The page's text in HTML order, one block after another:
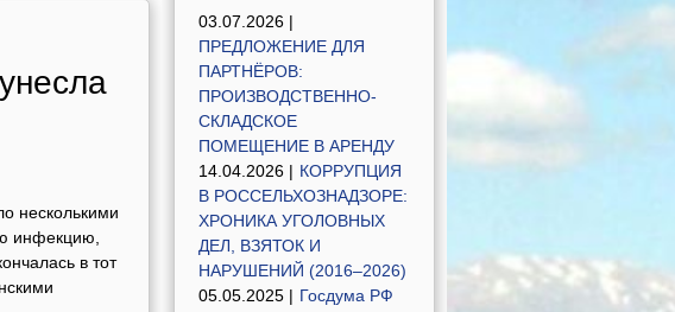
несколькими
инфекцию,
в тот
03.07.2026 |
ПРЕДЛОЖЕНИЕ ДЛЯ
ПАРТНЁРОВ:
ПРОИЗВОДСТВЕННО-
СКЛАДСКОЕ
ПОМЕЩЕНИЕ В АРЕНДУ
14.04.2026 | КОРРУПЦИЯ
В РОССЕЛЬХОЗНАДЗОРЕ:
ХРОНИКА УГОЛОВНЫХ
ДЕЛ, ВЗЯТОК И
НАРУШЕНИЙ (2016–2026)
05.05.2025 | Госдума РФ